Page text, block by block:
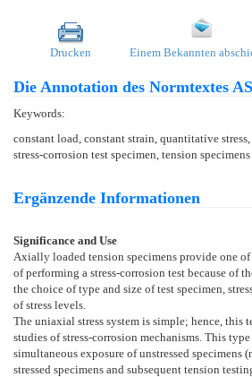
Drucken Einem Bekannten
Die Annotation des Normtextes
Keywords:
constant load, constant strain, quantitative
stress-corrosion test specimen, tension specimens
Ergänzende Informationen
Significance and Use
Axially loaded tension specimens provide one
of performing a stress-corrosion test because of
the choice of type and size of test specimen,
of stress levels.
The uniaxial stress system is simple; hence, this
studies of stress-corrosion mechanisms. This
simultaneous exposure of unstressed specimens
stressed specimens and subsequent tension